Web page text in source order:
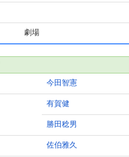
劇場
今田智憲
有賀健
勝田稔男
佐伯雅久